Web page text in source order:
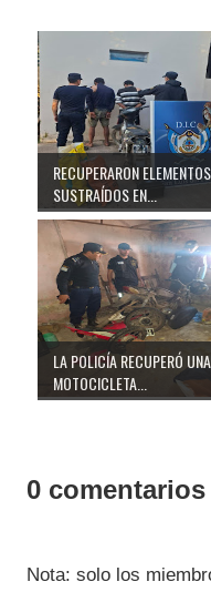
RECUPERARON ELEMENTOS
SUSTRAÍDOS EN...
LA POLICÍA RECUPERÓ UNA
MOTOCICLETA...
0 comentarios
Nota: solo los